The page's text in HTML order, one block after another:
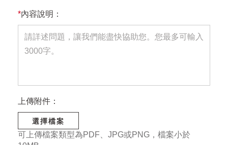
*內容說明：
上傳附件：
選擇檔案
可上傳檔案類型為PDF、JPG或PNG，檔案小於